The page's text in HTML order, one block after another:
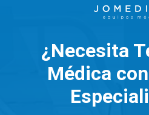
¿Necesita
Médica